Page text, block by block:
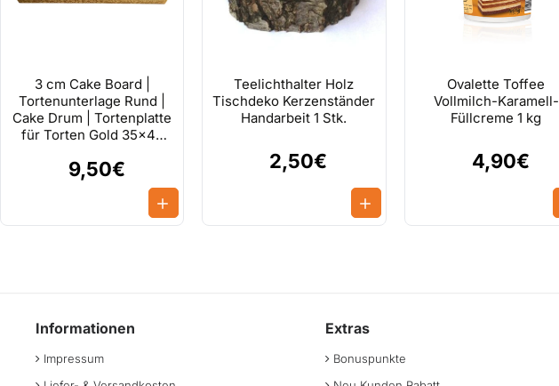
3 cm Cake Board |
Tortenunterlage Rund |
Cake Drum | Tortenplatte
für Torten Gold 35x45
9,50€
Teelichthalter Holz
Tischdeko Kerzenständer
Handarbeit 1 Stk.
2,50€
Ovalette Toffee
Vollmilch-Karamell-
Füllcreme 1 kg
4,90€
Informationen
Impressum
Extras
Bonuspunkte